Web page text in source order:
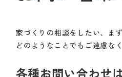
家づくりの相談をしたい、ま
どのようなことでもご遠慮な
各種お問い合わせ